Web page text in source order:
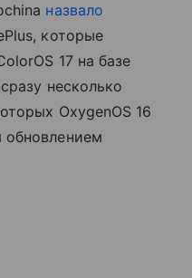
назвало
которые
17 на базе
несколько
OxygenOS 16
обновлением